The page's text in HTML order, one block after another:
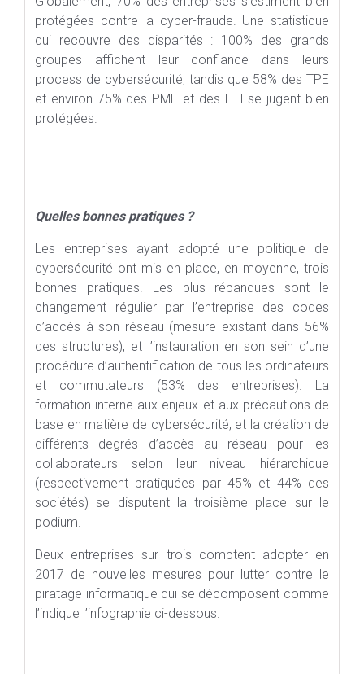
protégées contre la cyber-fraude. Une statistique
qui recouvre des disparités : 100% des grands
groupes affichent leur confiance dans leurs
process de cybersécurité, tandis que 58% des TPE
et environ 75% des PME et des ETI se jugent bien
protégées.
Quelles bonnes pratiques ?
Les entreprises ayant adopté une politique de
cybersécurité ont mis en place, en moyenne, trois
bonnes pratiques. Les plus répandues sont le
changement régulier par l’entreprise des codes
d’accès à son réseau (mesure existant dans 56%
des structures), et l’instauration en son sein d’une
procédure d’authentification de tous les ordinateurs
et commutateurs (53% des entreprises). La
formation interne aux enjeux et aux précautions de
base en matière de cybersécurité, et la création de
différents degrés d’accès au réseau pour les
collaborateurs selon leur niveau hiérarchique
(respectivement pratiquées par 45% et 44% des
sociétés) se disputent la troisième place sur le
podium.
Deux entreprises sur trois comptent adopter en
2017 de nouvelles mesures pour lutter contre le
piratage informatique qui se décomposent comme
l’indique l’infographie ci-dessous.